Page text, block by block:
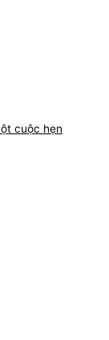
cuộc hẹn